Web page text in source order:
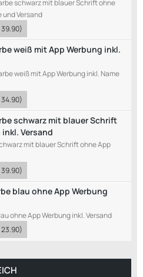
schwarz mit blauer Schrift ohne
und Versand
39.90)
weiß mit App Werbung inkl.
weiß mit App Werbung inkl. Name
34.90)
schwarz mit blauer Schrift
Versand
mit blauer Schrift ohne App
39.90)
blau ohne App Werbung
ohne App Werbung inkl. Versand
23.90)